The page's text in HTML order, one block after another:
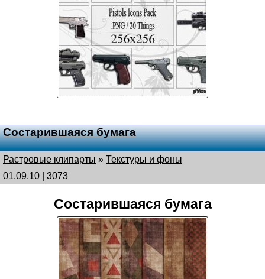
Состарившаяся бумага
Растровые клипарты » Текстуры и фоны
01.09.10 | 3073
Состарившаяся бумага